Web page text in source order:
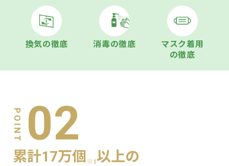
換気の徹底 消毒の徹底
マスク着用
の徹底
02
累計17万個 ※1以上の